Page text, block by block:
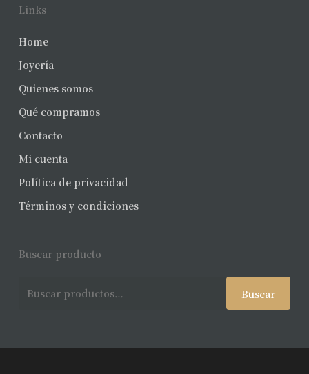
Links
Home
Joyería
Quienes somos
Qué compramos
Contacto
Mi cuenta
Política de privacidad
Términos y condiciones
Buscar producto
Buscar